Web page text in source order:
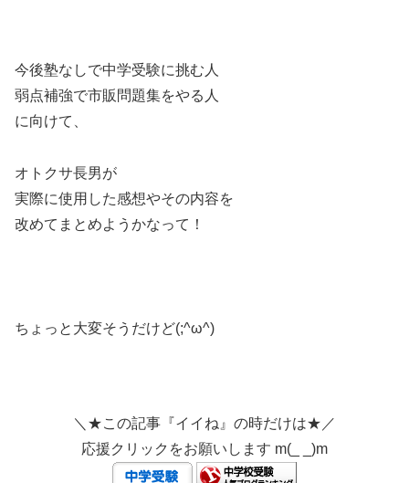
今後塾なしで中学受験に挑む人
弱点補強で市販問題集をやる人
に向けて、
オトクサ長男が
実際に使用した感想やその内容を
改めてまとめようかなって！
ちょっと大変そうだけど(;^ω^)
＼★この記事『イイね』の時だけは★／
応援クリックをお願いします m(_ _)m